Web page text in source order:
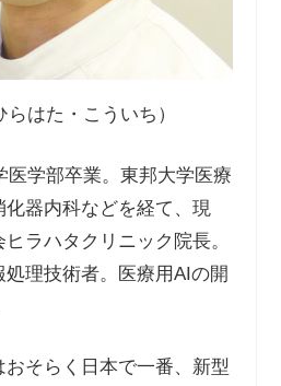
はた・こういち）
医学部卒業。東邦大学医療
器内科などを経て、現
ラハタクリニック院長。
処理技術者。医療用AIの開
そらく日本で一番、新型